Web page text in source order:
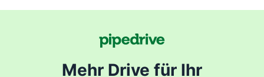
Mehr Drive für Ihr